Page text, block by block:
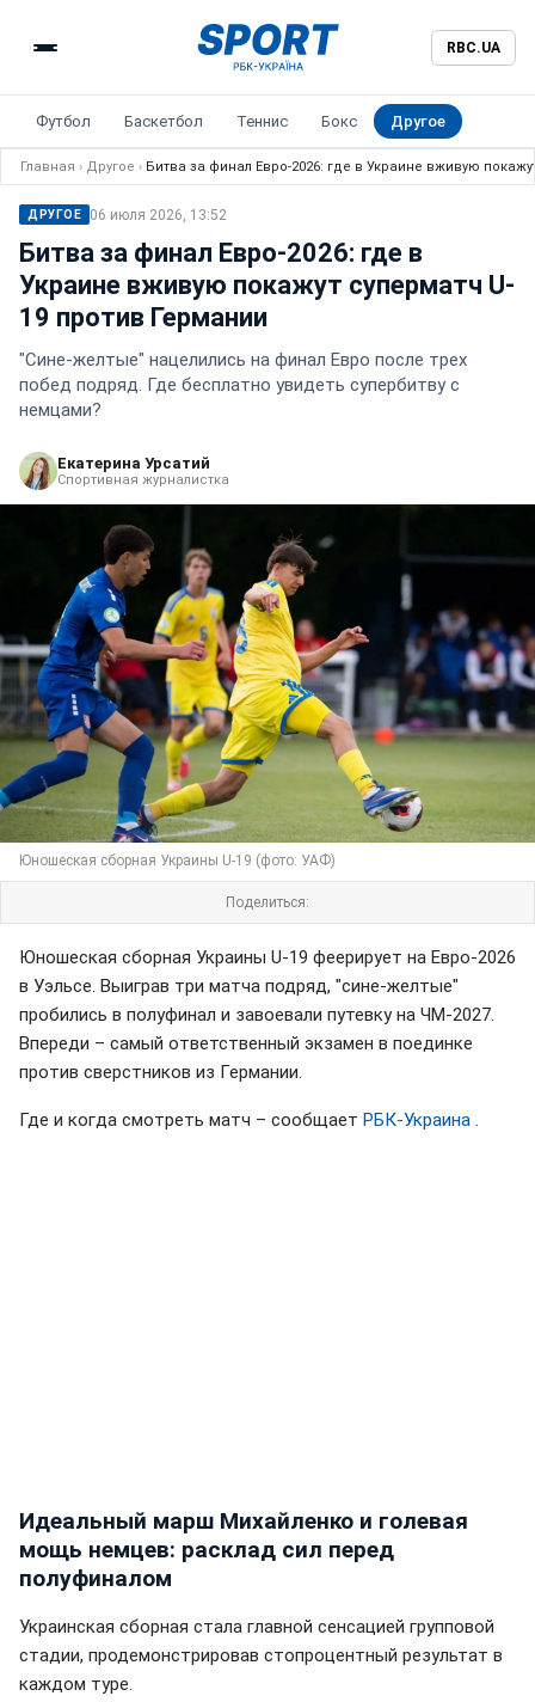
RBC.UA
Футбол Баскетбол Теннис Бокс Другое
Главная › Другое › Битва за финал Евро-2026: где в Украине вживую
ДРУГОЕ 06 июля 2026, 13:52
Битва за финал Евро-2026: где в
Украине вживую покажут суперматч U-
19 против Германии
"Сине-желтые" нацелились на финал Евро после трех
побед подряд. Где бесплатно увидеть супербитву с
немцами?
Екатерина Урсатий
Спортивная журналистка
Юношеская сборная Украины U-19 (фото: УАФ)
Поделиться:
Юношеская сборная Украины U-19 феерирует на Евро-2026
в Уэльсе. Выиграв три матча подряд, "сине-желтые"
пробились в полуфинал и завоевали путевку на ЧМ-2027.
Впереди – самый ответственный экзамен в поединке
против сверстников из Германии.
Где и когда смотреть матч – сообщает РБК-Украина
Идеальный марш Михайленко и голевая
мощь немцев: расклад сил перед
полуфиналом
Украинская сборная стала главной сенсацией групповой
стадии, продемонстрировав стопроцентный результат в
каждом туре.